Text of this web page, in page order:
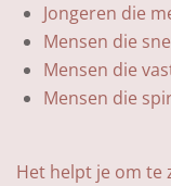
Jongeren die
Mensen die
Mensen die
Mensen die
Het helpt je om te